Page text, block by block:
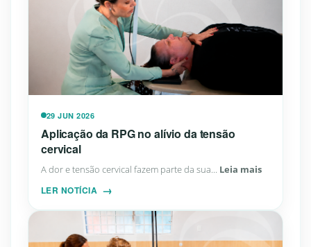
29 JUN 2026
Aplicação da RPG no alívio da tensão
cervical
A dor e tensão cervical fazem parte da sua... Leia mais
LER NOTÍCIA